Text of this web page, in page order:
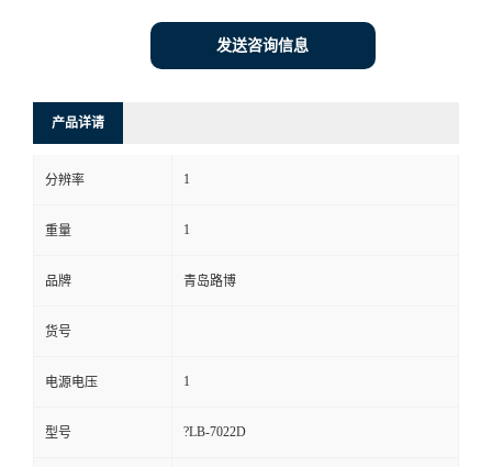
系
方
式
在
线
发送咨询信息
产品详请
分辨率 1
重量 1
品牌 青岛路博
货号
电源电压 1
型号 ?LB-7022D